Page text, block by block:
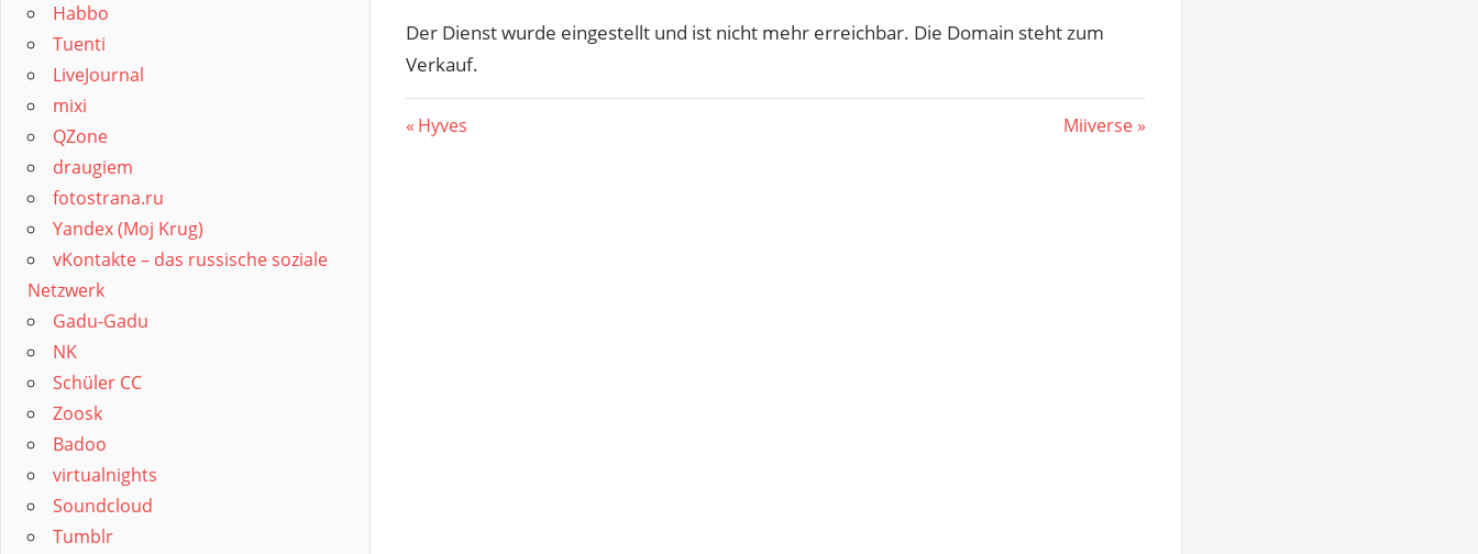
Der Dienst wurde eingestellt und ist nicht mehr erreichbar. Die Domain steht zum
Verkauf.
Beitragsnavigation
Vorheriger
Hyves
Nächster
Miiverse
Habbo
Tuenti
LiveJournal
mixi
QZone
draugiem
fotostrana.ru
Yandex (Moj Krug)
vKontakte – das russische soziale
Netzwerk
Gadu-Gadu
NK
Schüler CC
Zoosk
Badoo
virtualnights
Soundcloud
Tumblr